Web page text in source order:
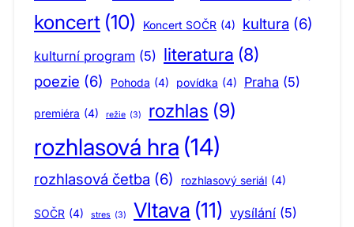
koncert (10) Koncert SOČR (4) kultura (6)
kulturní program (5) literatura (8)
poezie (6) Pohoda (4) povídka (4) Praha (5)
premiéra (4) režie (3) rozhlas (9)
rozhlasová hra (14)
rozhlasová četba (6) rozhlasový seriál (4)
SOČR (4) stres (3) Vltava (11) vysílání (5)